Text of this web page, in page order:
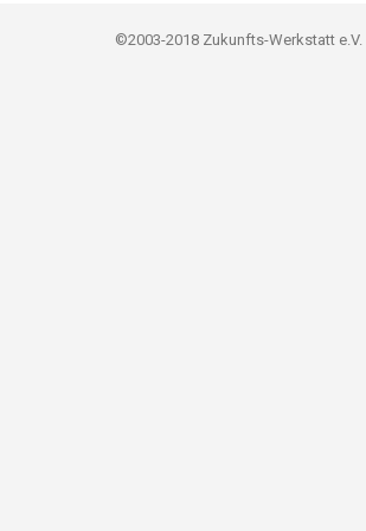
©2003-2018 Zukunfts-Werkstatt e.V.